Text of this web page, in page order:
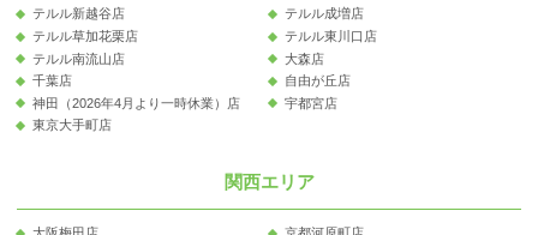
テルル新越谷店
テルル成増店
テルル草加花栗店
テルル東川口店
テルル南流山店
大森店
千葉店
自由が丘店
神田（2026年4月より一時休業）店
宇都宮店
東京大手町店
関西エリア